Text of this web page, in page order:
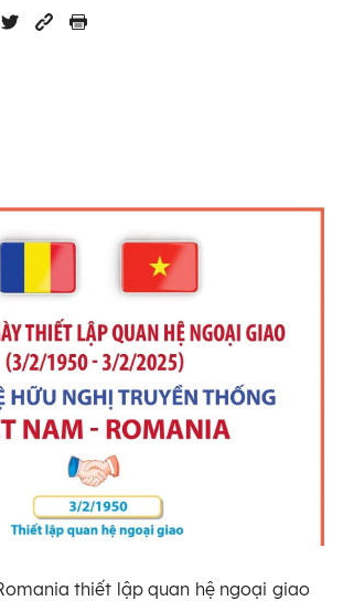
thiết lập quan hệ ngoại giao